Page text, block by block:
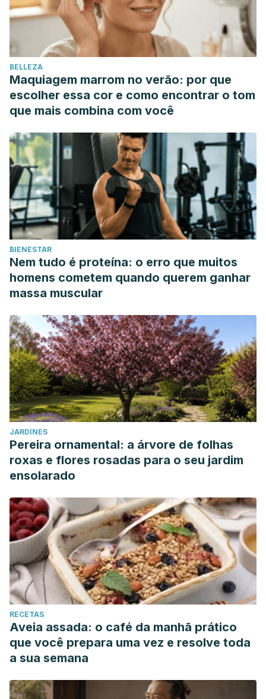
BELLEZA
Maquiagem marrom no verão: por que
escolher essa cor e como encontrar o tom
que mais combina com você
BIENESTAR
Nem tudo é proteína: o erro que muitos
homens cometem quando querem ganhar
massa muscular
JARDINES
Pereira ornamental: a árvore de folhas
roxas e flores rosadas para o seu jardim
ensolarado
RECETAS
Aveia assada: o café da manhã prático
que você prepara uma vez e resolve toda
a sua semana